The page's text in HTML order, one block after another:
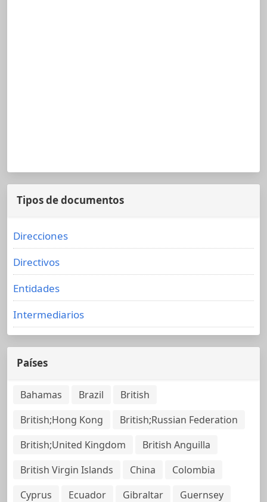
Tipos de documentos
Direcciones
Directivos
Entidades
Intermediarios
Países
Bahamas Brazil
British
British;Hong Kong
British;Russian Federation
British;United Kingdom
British Anguilla
British Virgin Islands
China
Colombia
Cyprus
Ecuador Gibraltar
Guernsey